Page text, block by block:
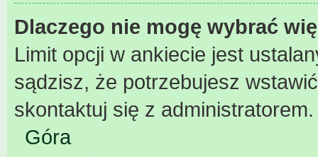
Dlaczego nie mogę wybrać
Limit opcji w ankiecie jest
sądzisz, że potrzebujesz
skontaktuj się z administratorem.
Góra